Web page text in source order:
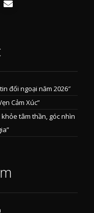
đối ngoại năm 2026″
Cảm Xúc”
tâm thần, góc nhìn